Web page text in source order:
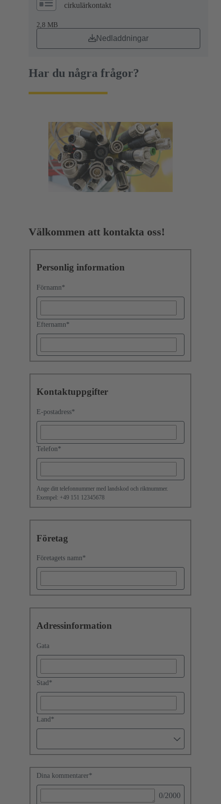
cirkulärkontakt
2,8 MB
Nedladdningar
Har du några frågor?
Välkommen att kontakta oss!
Personlig information
Förnamn*
Efternamn*
Kontaktuppgifter
E-postadress*
Telefon*
Ange ditt telefonnummer med landskod och riktnummer.
Exempel: +49 151 12345678
Företag
Företagets namn*
Adressinformation
Gata
Stad*
Land *
Dina kommentarer*
0/2000